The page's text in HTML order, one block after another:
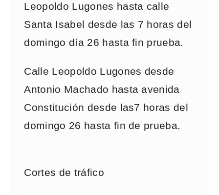
Leopoldo Lugones hasta calle
Santa Isabel desde las 7 horas del
domingo día 26 hasta fin prueba.
Calle Leopoldo Lugones desde
Antonio Machado hasta avenida
Constitución desde las7 horas del
domingo 26 hasta fin de prueba.
Cortes de tráfico